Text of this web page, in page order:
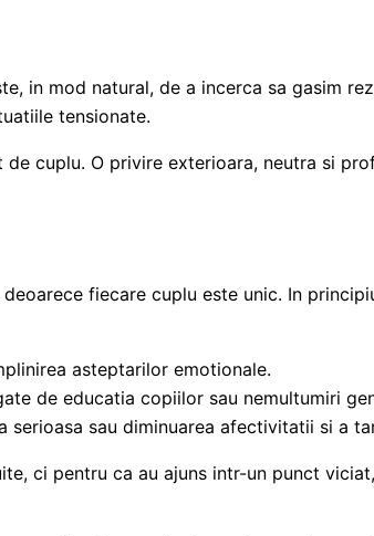
in mod natural, de a incerca sa gasim
tensionate.
cuplu. O privire exterioara, neutra si
fiecare cuplu este unic. In
asteptarilor emotionale.
de educatia copiilor sau nemultumiri
sau diminuarea afectivitatii si a
ci pentru ca au ajuns intr-un punct